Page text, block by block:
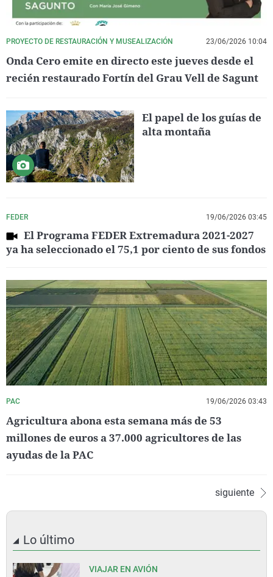
PROYECTO DE RESTAURACIÓN Y MUSEALIZACIÓN 23/06/2026 10:04
Onda Cero emite en directo este jueves desde el
recién restaurado Fortín del Grau Vell de Sagunt
El papel de los guías de
alta montaña
FEDER 19/06/2026 03:45
El Programa FEDER Extremadura 2021-2027
ya ha seleccionado el 75,1 por ciento de sus fondos
PAC 19/06/2026 03:43
Agricultura abona esta semana más de 53
millones de euros a 37.000 agricultores de las
ayudas de la PAC
siguiente
Lo último
VIAJAR EN AVIÓN